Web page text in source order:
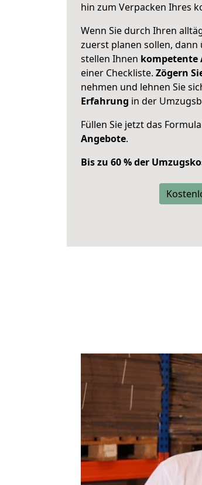
hin zum Verpacken Ihres
Wenn Sie durch Ihren
zuerst planen sollen,
stellen Ihnen kompetente
einer Checkliste. Zögern
nehmen und lehnen Sie
Erfahrung in der
Füllen Sie jetzt das
Angebote.
Bis zu 60 % der